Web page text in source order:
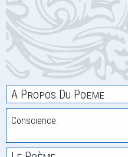
A Propos Du Poeme
Conscience.